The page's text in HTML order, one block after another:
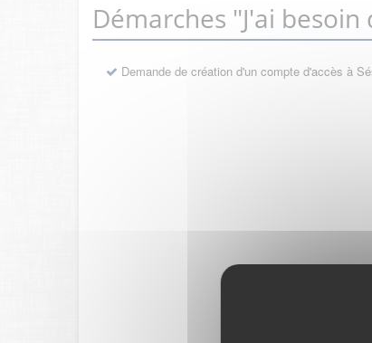
Démarches "J'ai
Demande de création d'un compte d'accès à